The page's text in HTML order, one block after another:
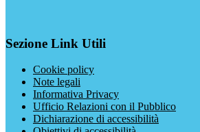
Sezione Link Utili
Cookie policy
Note legali
Informativa Privacy
Ufficio Relazioni con il Pubblico
Dichiarazione di accessibilità